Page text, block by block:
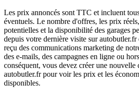
Les prix annoncés sont TTC et incluent
éventuels. Le nombre d'offres, les prix
potentielles et la disponibilité des garages
depuis votre dernière visite sur
reçu des communications marketing de
des e-mails, des campagnes en ligne ou
conséquent, vous devez créer une nouvelle
autobutler.fr pour voir les prix et les
disponibles.